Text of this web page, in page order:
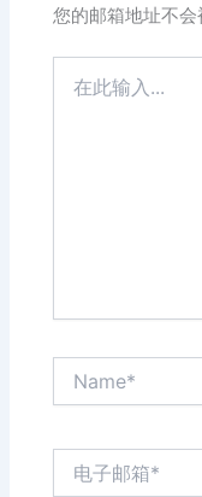
您的邮箱地址不会